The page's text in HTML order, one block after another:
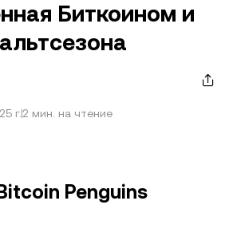
Биткоином и
г. 2 мин. на чтение
Penguins